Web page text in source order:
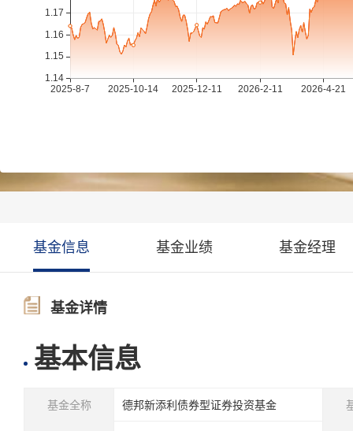
基金信息 基金业绩 基金经理
基金详情
基本信息
基金全称 德邦新添利债券型证券投资基金